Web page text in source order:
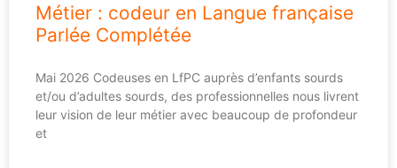
Métier : codeur en Langue française
Parlée Complétée
Mai 2026 Codeuses en LfPC auprès d’enfants sourds
et/ou d’adultes sourds, des professionnelles nous livrent
leur vision de leur métier avec beaucoup de profondeur
et